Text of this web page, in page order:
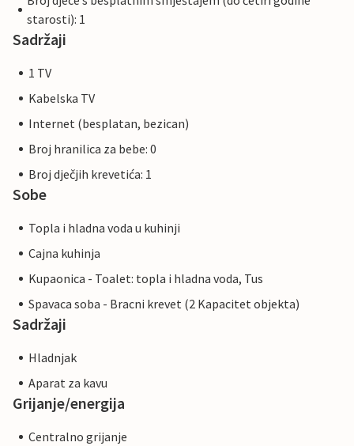
starosti): 1
Sadržaji
1 TV
Kabelska TV
Internet (besplatan, bezican)
Broj hranilica za bebe: 0
Broj dječjih krevetića: 1
Sobe
Topla i hladna voda u kuhinji
Cajna kuhinja
Kupaonica - Toalet: topla i hladna voda, Tus
Spavaca soba - Bracni krevet (2 Kapacitet objekta)
Sadržaji
Hladnjak
Aparat za kavu
Grijanje/energija
Centralno grijanje